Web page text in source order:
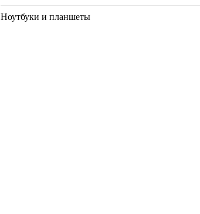
Ноутбуки и планшеты